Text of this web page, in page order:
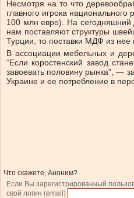
Несмотря на то что
главного игрока
100 млн евро). На сегодняшний
нам поставляют структуры
Турции, то поставки МДФ из нее
В ассоциации мебельных и
“Если коростенский завод
завоевать половину рынка”, —
Украине и ее потребление в
Что скажете, Аноним?
Если Вы зарегистрированный
свой логин (email)